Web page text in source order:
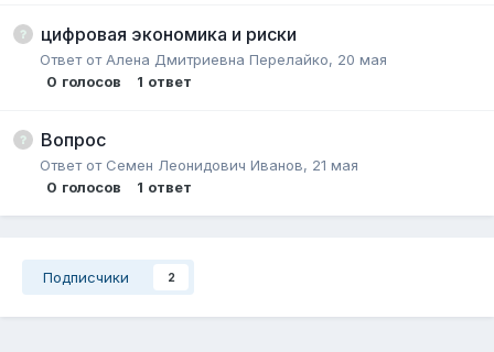
цифровая экономика и риски
Ответ от Алена Дмитриевна Перелайко, 20 мая
0 голосов 1 ответ
Вопрос
Ответ от Семен Леонидович Иванов, 21 мая
0 голосов 1 ответ
Подписчики 2